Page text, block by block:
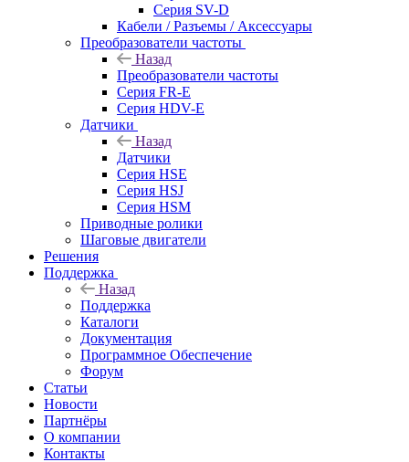
Серия SV-D
Кабели / Разъемы / Аксессуары
Преобразователи частоты
Назад
Преобразователи частоты
Серия FR-E
Серия HDV-E
Датчики
Назад
Датчики
Серия HSE
Серия HSJ
Серия HSM
Приводные ролики
Шаговые двигатели
Решения
Поддержка
Назад
Поддержка
Каталоги
Документация
Программное Обеспечение
Форум
Статьи
Новости
Партнёры
О компании
Контакты